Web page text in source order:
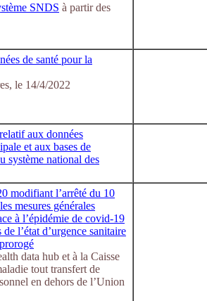
SNDS à partir des
de santé pour la
le 14/4/2022
aux données
et aux bases de
système national des
modifiant l’arrêté du 10
mesures générales
à l’épidémie de covid-19
l’état d’urgence sanitaire
data hub et à la Caisse
tout transfert de
en dehors de l’Union